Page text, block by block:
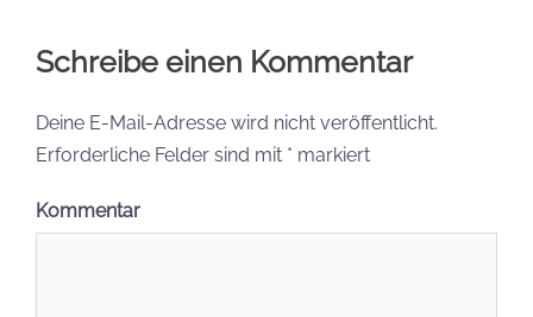
Schreibe einen Kommentar
Deine E-Mail-Adresse wird nicht veröffentlicht.
Erforderliche Felder sind mit * markiert
Kommentar